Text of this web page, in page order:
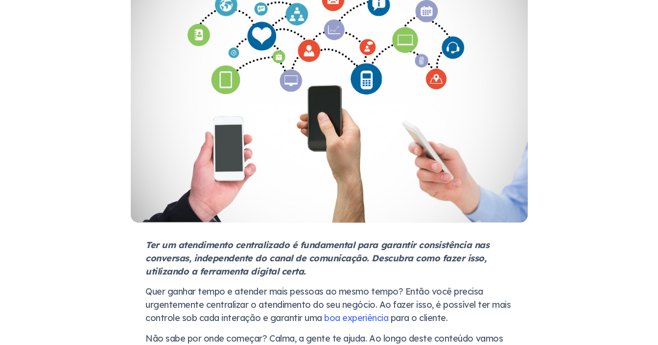
Ter um atendimento centralizado é fundamental para garantir consistência nas
conversas, independente do canal de comunicação. Descubra como fazer isso,
utilizando a ferramenta digital certa.
Quer ganhar tempo e atender mais pessoas ao mesmo tempo? Então você precisa
urgentemente centralizar o atendimento do seu negócio. Ao fazer isso, é possível ter mais
controle sob cada interação e garantir uma boa experiência para o cliente.
Não sabe por onde começar? Calma, a gente te ajuda. Ao longo deste conteúdo vamos